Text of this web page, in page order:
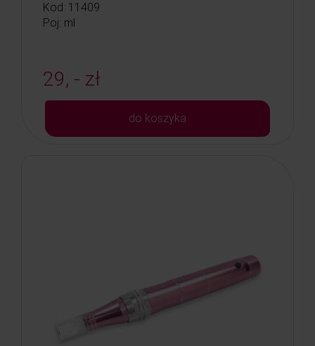
Kod: 11409
Poj: ml
29, - zł
do koszyka